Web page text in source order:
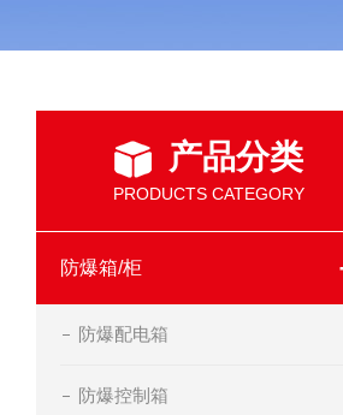
产品分类
PRODUCTS CATEGORY
防爆箱/柜
防爆配电箱
防爆控制箱